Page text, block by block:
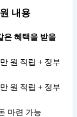
내용
은 혜택을 받을
원 적립 + 정부
원 적립 + 정부
마련 가능